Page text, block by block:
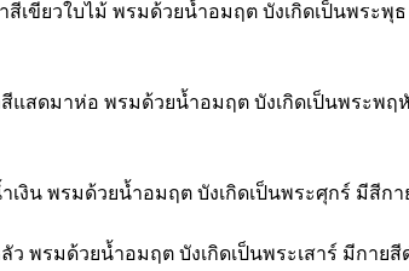
เขียวใบไม้ พรมด้วยน้ำอมฤต บังเกิดเป็นพระพุ
แสดมาห่อ พรมด้วยน้ำอมฤต บังเกิดเป็นพระพฤ
งิน พรมด้วยน้ำอมฤต บังเกิดเป็นพระศุกร์ มีสีก
ว พรมด้วยน้ำอมฤต บังเกิดเป็นพระเสาร์ มีกาย